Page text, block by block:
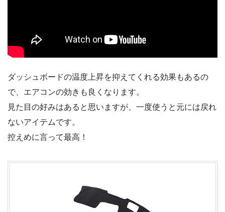
ダッシュボードの温度上昇を抑えてくれる効果もあるの
で、エアコンの効きも良くなります。
見た目の好みはあると思いますが、一度使うと元には戻れ
ないアイテムです。
控えめに言って最高！